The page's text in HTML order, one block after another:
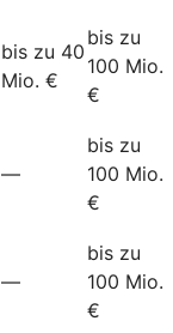
bis zu 40
Mio. €
bis zu
100 Mio.
€
—
bis zu
100 Mio.
€
—
bis zu
100 Mio.
€